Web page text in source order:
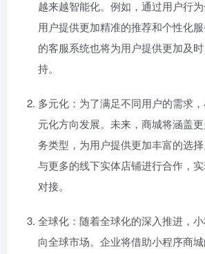
越来越智能化。例如，通过用户行
用户提供更加精准的推荐和个性化
的客服系统也将为用户提供更加及
持。
多元化：为了满足不同用户的需求
元化方向发展。未来，商城将涵盖
务类型，为用户提供更加丰富的选
与更多的线下实体店铺进行合作，
对接。
全球化：随着全球化的深入推进，
向全球市场。企业将借助小程序商